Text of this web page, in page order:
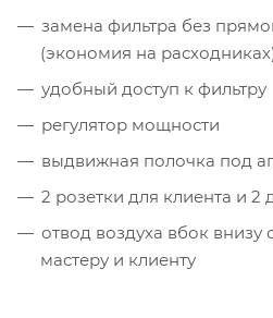
замена фильтра без
(экономия на
удобный доступ к фильтру
регулятор мощности
выдвижная полочка под
2 розетки для клиента и 2
отвод воздуха вбок внизу
мастеру и клиенту